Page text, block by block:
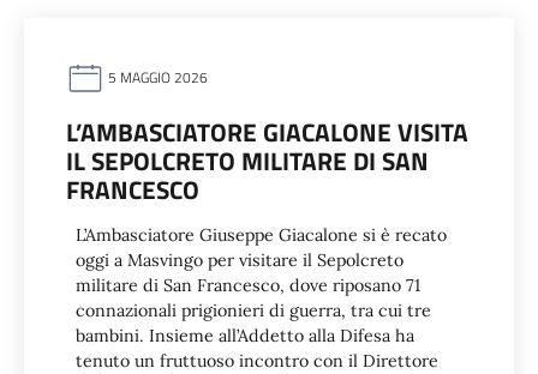
5 MAGGIO 2026
L’AMBASCIATORE GIACALONE VISITA
IL SEPOLCRETO MILITARE DI SAN
FRANCESCO
L’Ambasciatore Giuseppe Giacalone si è recato
oggi a Masvingo per visitare il Sepolcreto
militare di San Francesco, dove riposano 71
connazionali prigionieri di guerra, tra cui tre
bambini. Insieme all’Addetto alla Difesa ha
tenuto un fruttuoso incontro con il Direttore